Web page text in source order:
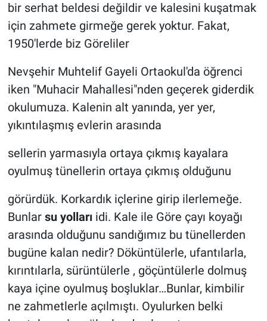
bir serhat beldesi değildir ve kalesini kuşatmak
için zahmete girmeğe gerek yoktur. Fakat,
1950'lerde biz Göreliler
Nevşehir Muhtelif Gayeli Ortaokul'da öğrenci
iken "Muhacir Mahallesi"nden geçerek giderdik
okulumuza. Kalenin alt yanında, yer yer,
yıkıntılaşmış evlerin arasında
sellerin yarmasıyla ortaya çıkmış kayalara
oyulmuş tünellerin ortaya çıkmış olduğunu
görürdük. Korkardık içlerine girip ilerlemeğe.
Bunlar su yollarıidi. Kale ile Göre çayı koyağı
arasında olduğunu sandığımız bu tünellerden
bugüne kalan nedir? Döküntülerle, ufantılarla,
kırıntılarla, sürüntülerle , göçüntülerle dolmuş
kaya içine oyulmuş boşluklar…Bunlar, kimbilir
ne zahmetlerle açılmıştı. Oyulurken belki
Aksaray
Kırşehir
Yerel
Genel
Kültür - Sanat
Politika
Magazin
Çevre
Haberde İnsan